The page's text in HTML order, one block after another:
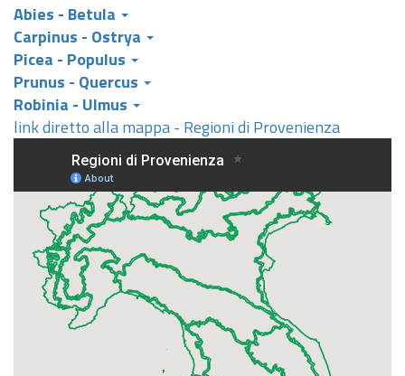
Abies - Betula
Carpinus - Ostrya
Picea - Populus
Prunus - Quercus
Robinia - Ulmus
link diretto alla mappa - Regioni di Provenienza